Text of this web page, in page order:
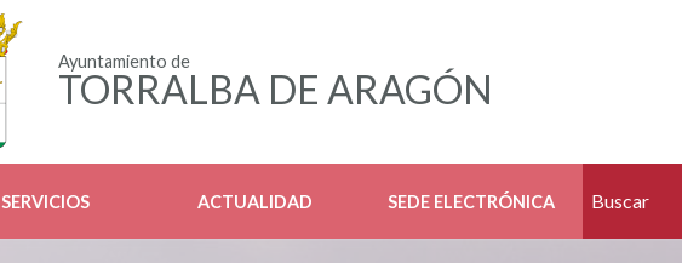
Ayuntamiento de
TORRALBA DE ARAGÓN
SERVICIOS ACTUALIDAD SEDE ELECTRÓNICA